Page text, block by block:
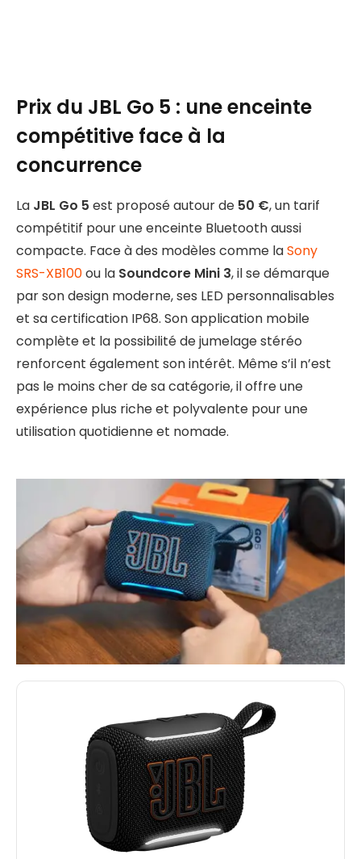
Prix du JBL Go 5 : une enceinte
compétitive face à la
concurrence
La JBL Go 5 est proposé autour de 50 €, un tarif
compétitif pour une enceinte Bluetooth aussi
compacte. Face à des modèles comme laSony
SRS-XB100ou la Soundcore Mini 3, il se démarque
par son design moderne, ses LED personnalisables
et sa certification IP68. Son application mobile
complète et la possibilité de jumelage stéréo
renforcent également son intérêt. Même s’il n’est
pas le moins cher de sa catégorie, il offre une
expérience plus riche et polyvalente pour une
utilisation quotidienne et nomade.